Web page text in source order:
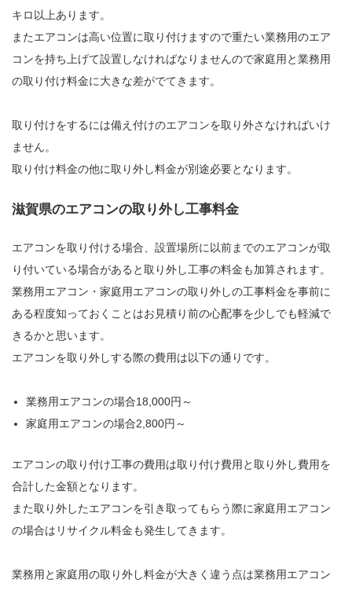
キロ以上あります。
またエアコンは高い位置に取り付けますので重たい業務用のエア
コンを持ち上げて設置しなければなりませんので家庭用と業務用
の取り付け料金に大きな差がでてきます。
取り付けをするには備え付けのエアコンを取り外さなければいけ
ません。
取り付け料金の他に取り外し料金が別途必要となります。
滋賀県のエアコンの取り外し工事料金
エアコンを取り付ける場合、設置場所に以前までのエアコンが取
り付いている場合があると取り外し工事の料金も加算されます。
業務用エアコン・家庭用エアコンの取り外しの工事料金を事前に
ある程度知っておくことはお見積り前の心配事を少しでも軽減で
きるかと思います。
エアコンを取り外しする際の費用は以下の通りです。
業務用エアコンの場合18,000円～
家庭用エアコンの場合2,800円～
エアコンの取り付け工事の費用は取り付け費用と取り外し費用を
合計した金額となります。
また取り外したエアコンを引き取ってもらう際に家庭用エアコン
の場合はリサイクル料金も発生してきます。
業務用と家庭用の取り外し料金が大きく違う点は業務用エアコン